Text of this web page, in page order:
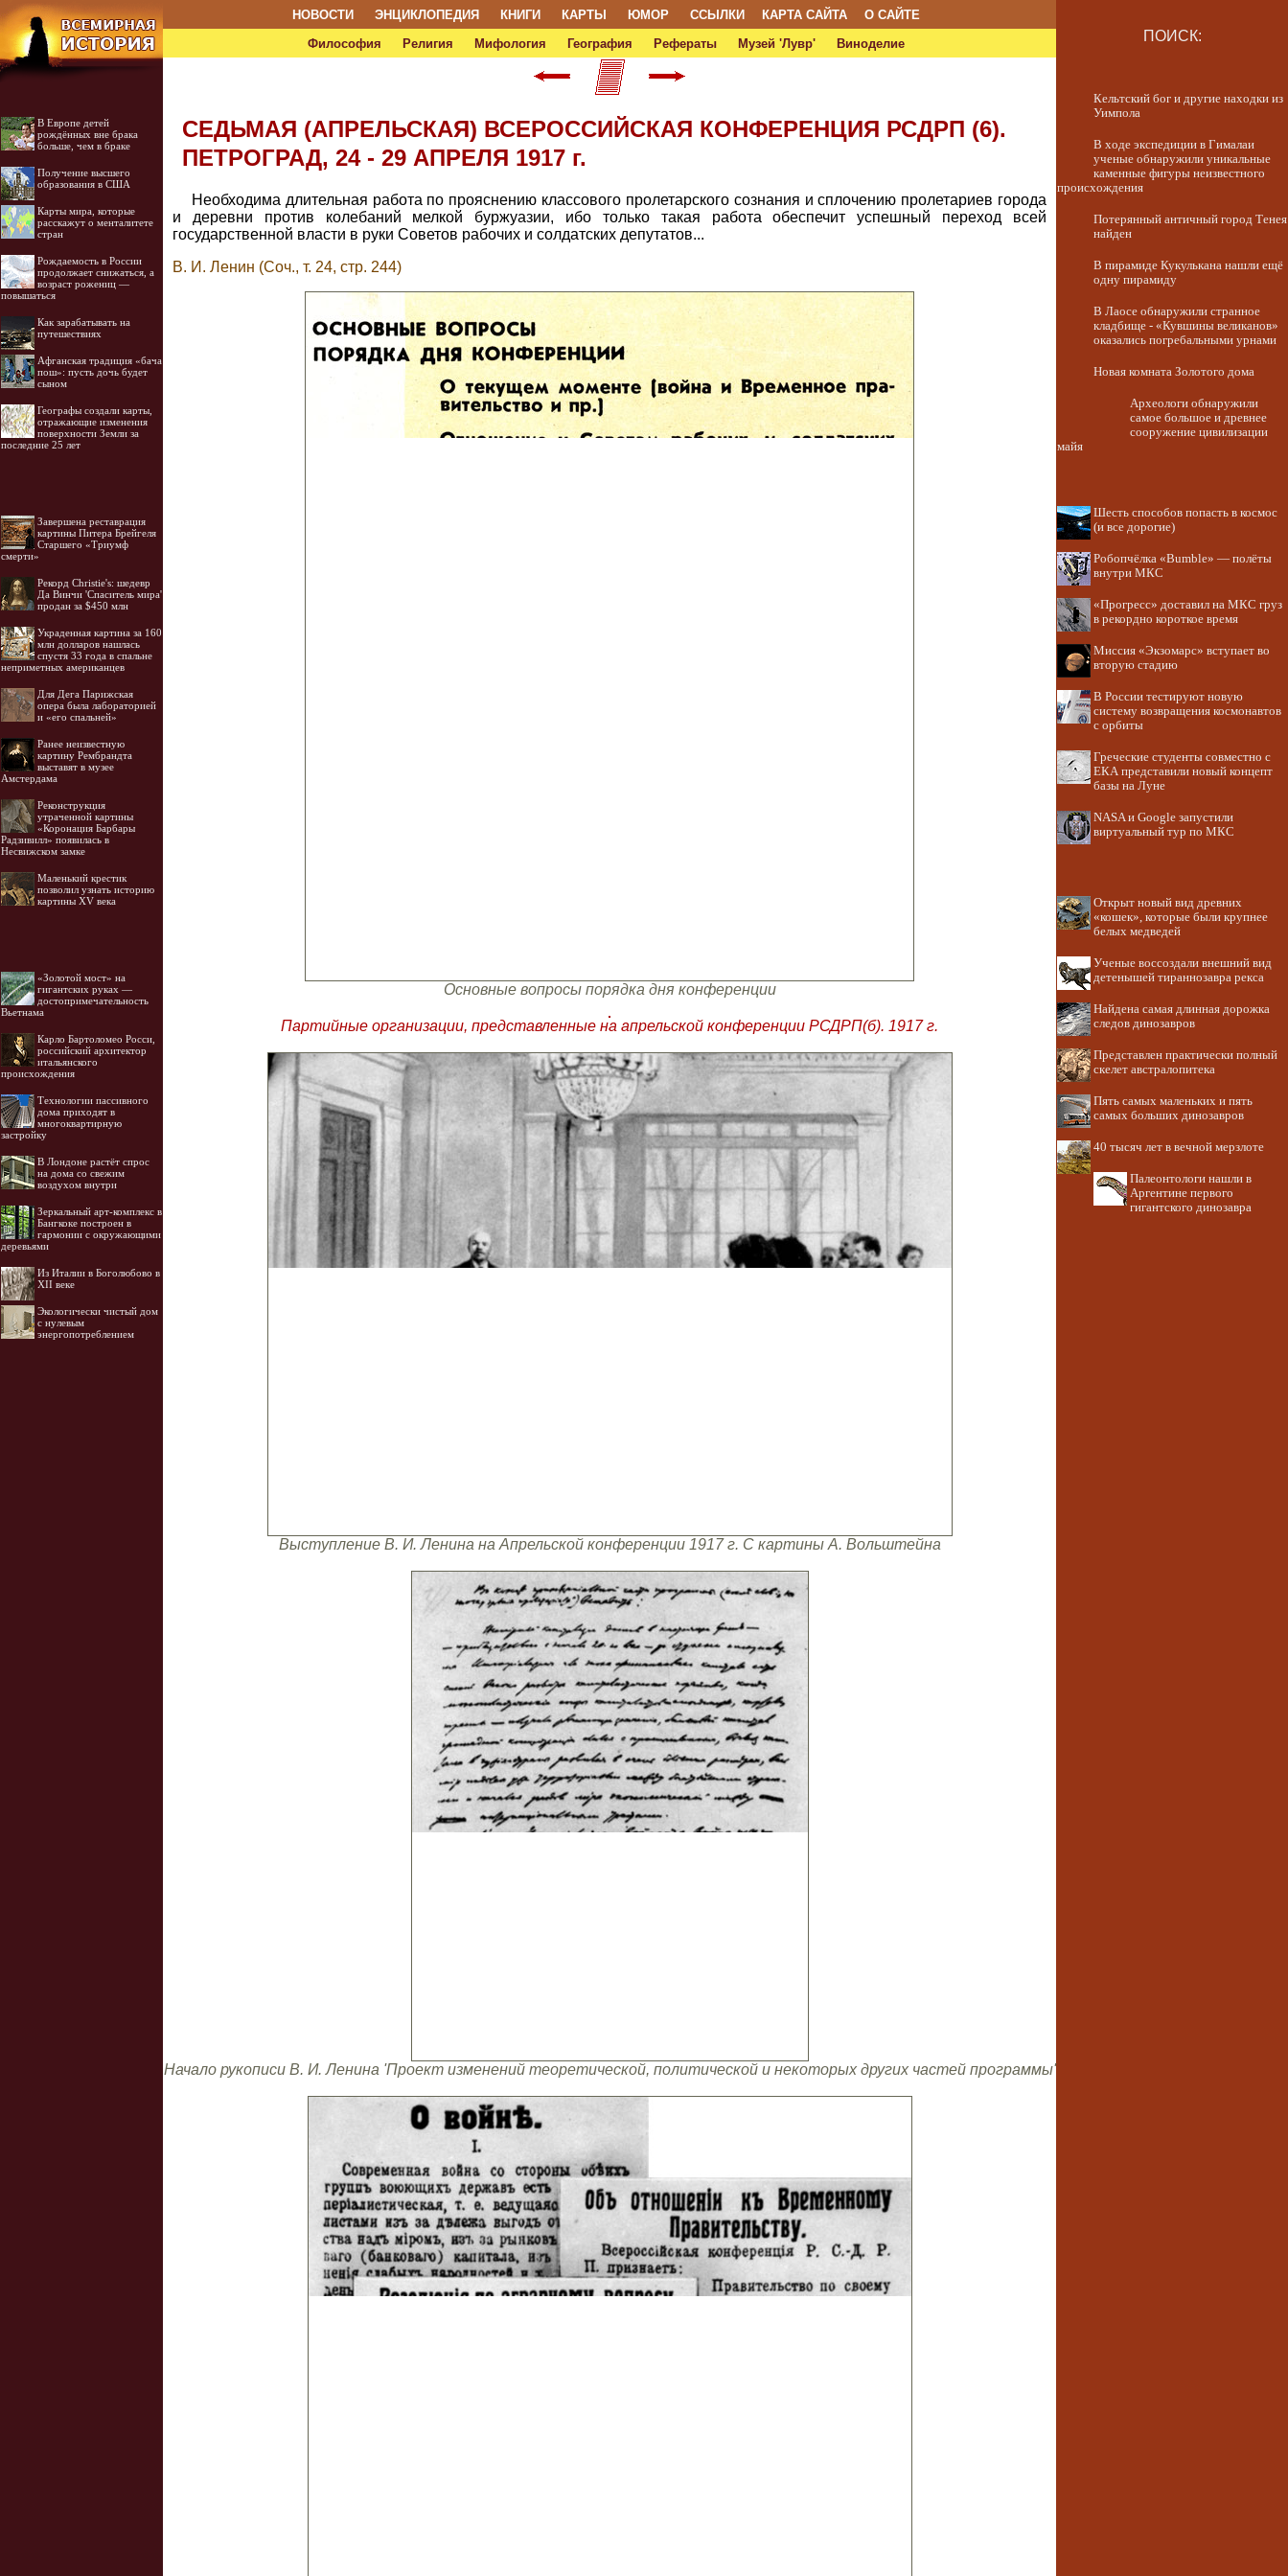
НОВОСТИ ЭНЦИКЛОПЕДИЯ КНИГИ КАРТЫ ЮМОР ССЫЛКИ КАРТА САЙТА
О САЙТЕ
Философия
Религия Мифология География Рефераты Музей 'Лувр' Виноделие ПОИСК:
В Европе детей
рождённых вне брака
больше, чем в браке
Получение высшего
образования в США
Карты мира, которые
расскажут о менталитете
стран
Рождаемость в России
продолжает снижаться, а
возраст рожениц —
повышаться
Как зарабатывать на
путешествиях
Афганская традиция «бача
пош»: пусть дочь будет
сыном
Географы создали карты,
отражающие изменения
поверхности Земли за
последние 25 лет
Завершена реставрация
картины Питера Брейгеля
Старшего «Триумф
смерти»
Рекорд Christie's: шедевр
Да Винчи 'Спаситель мира'
продан за $450 млн
Украденная картина за 160
млн долларов нашлась
спустя 33 года в спальне
неприметных американцев
Для Дега Парижская
опера была лабораторией
и «его спальней»
Ранее неизвестную
картину Рембрандта
выставят в музее
Амстердама
Реконструкция
утраченной картины
«Коронация Барбары
Радзивилл» появилась в
Несвижском замке
Маленький крестик
позволил узнать историю
картины XV века
«Золотой мост» на
гигантских руках —
достопримечательность
Вьетнама
Карло Бартоломео Росси,
российский архитектор
итальянского
происхождения
Технологии пассивного
дома приходят в
многоквартирную
застройку
В Лондоне растёт спрос
на дома со свежим
воздухом внутри
Зеркальный арт-комплекс в
Бангкоке построен в
гармонии с окружающими
деревьями
Из Италии в Боголюбово в
XII веке
Экологически чистый дом
с нулевым
энергопотреблением
СЕДЬМАЯ (АПРЕЛЬСКАЯ) ВСЕРОССИЙСКАЯ КОНФЕРЕНЦИЯ РСДРП (6).
ПЕТРОГРАД, 24 - 29 АПРЕЛЯ 1917 г.
Необходима длительная работа по прояснению классового пролетарского сознания и сплочению пролетариев города
и деревни против колебаний мелкой буржуазии, ибо только такая работа обеспечит успешный переход всей
государственной власти в руки Советов рабочих и солдатских депутатов...
В. И. Ленин (Соч., т. 24, стр. 244)
Основные вопросы порядка дня конференции
Партийные организации, представленные на апрельской конференции РСДРП(б). 1917 г.
Выступление В. И. Ленина на Апрельской конференции 1917 г. С картины А. Вольштейна
Начало рукописи В. И. Ленина 'Проект изменений теоретической, политической и некоторых других частей программы'
Кельтский бог и другие находки из
Уимпола
В ходе экспедиции в Гималаи
ученые обнаружили уникальные
каменные фигуры неизвестного
происхождения
Потерянный античный город Тенея
найден
В пирамиде Кукулькана нашли ещё
одну пирамиду
В Лаосе обнаружили странное
кладбище - «Кувшины великанов»
оказались погребальными урнами
Новая комната Золотого дома
Археологи обнаружили
самое большое и древнее
сооружение цивилизации
майя
Шесть способов попасть в космос
(и все дорогие)
Робопчёлка «Bumble» — полёты
внутри МКС
«Прогресс» доставил на МКС груз
в рекордно короткое время
Миссия «Экзомарс» вступает во
вторую стадию
В России тестируют новую
систему возвращения космонавтов
с орбиты
Греческие студенты совместно с
ЕКА представили новый концепт
базы на Луне
NASA и Google запустили
виртуальный тур по МКС
Открыт новый вид древних
«кошек», которые были крупнее
белых медведей
Ученые воссоздали внешний вид
детенышей тираннозавра рекса
Найдена самая длинная дорожка
следов динозавров
Представлен практически полный
скелет австралопитека
Пять самых маленьких и пять
самых больших динозавров
40 тысяч лет в вечной мерзлоте
Палеонтологи нашли в
Аргентине первого
гигантского динозавра